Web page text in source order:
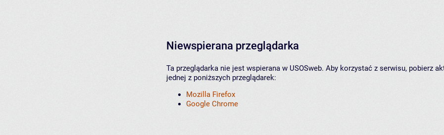
Niewspierana przeglądarka
Ta przeglądarka nie jest wspierana w USOSweb. Aby korzystać z serwisu, pobierz
jednej z poniższych przeglądarek:
Mozilla Firefox
Google Chrome